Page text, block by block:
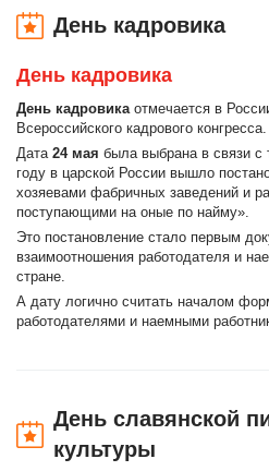
День кадровика
День кадровика
День кадровикаотмечается в
Всероссийского кадрового конгресса.
Дата 24 мая была выбрана в связи с
году в царской России вышло
хозяевами фабричных заведений и
поступающими на оные по найму».
Это постановление стало первым
взаимоотношения работодателя и
стране.
А дату логично считать началом
работодателями и наемными
День славянской
культуры